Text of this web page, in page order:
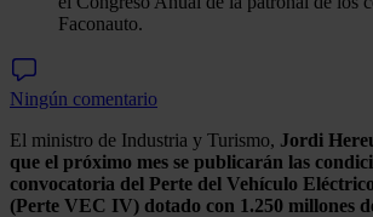
Faconauto.
Ningún comentario
El ministro de Industria y Turismo, Jordi
que el próximo mes se publicarán las
convocatoria del Perte del Vehículo
(Perte VEC IV) dotado con 1.250 millones